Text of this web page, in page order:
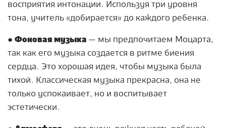
восприятия интонации. Используя три уровня
тона, учитель «добирается» до каждого ребенка.
● Фоновая музыка — мы предпочитаем Моцарта,
так как его музыка создается в ритме биения
сердца. Это хорошая идея, чтобы музыка была
тихой. Классическая музыка прекрасна, она не
только успокаивает, но и воспитывает
эстетически.